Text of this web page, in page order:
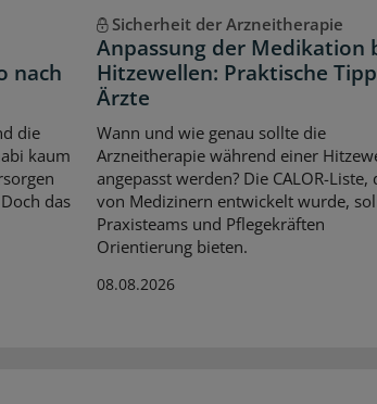
nach
die
kaum
das
Sicherheit der Arzneitherapie
Anpassung der Medikation
Hitzewellen: Praktische
Ärzte
Wann und wie genau sollte die
Arzneitherapie während einer
angepasst werden? Die CALOR-Liste,
von Medizinern entwickelt wurde,
Praxisteams und Pflegekräften
Orientierung bieten.
08.08.2026